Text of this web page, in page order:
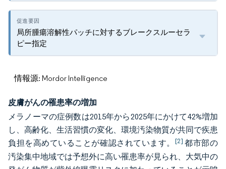
局所腫瘍溶解性パッチに対するブレークスルーセラ
ピー指定
情報源: Mordor Intelligence
皮膚がんの罹患率の増加
メラノーマの症例数は2015年から2025年にかけて42%増加
し、高齢化、生活習慣の変化、環境汚染物質が共同で疾患
負担を高めていることが確認されています。 [2] 都市部の
汚染集中地域では予想外に高い罹患率が見られ、大気中の